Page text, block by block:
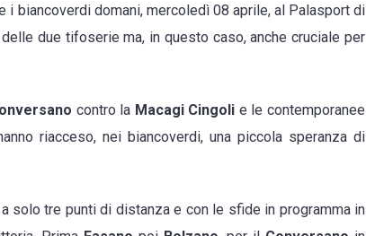
i biancoverdi domani, mercoledì 08 aprile, al Palasport di
due tifoserie ma, in questo caso, anche cruciale per
contro la Macagi Cingoli e le contemporanee
riacceso, nei biancoverdi, una piccola speranza di
solo tre punti di distanza e con le sfide in programma in